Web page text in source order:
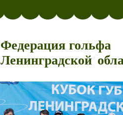
Федерация гольфа
Ленинградской